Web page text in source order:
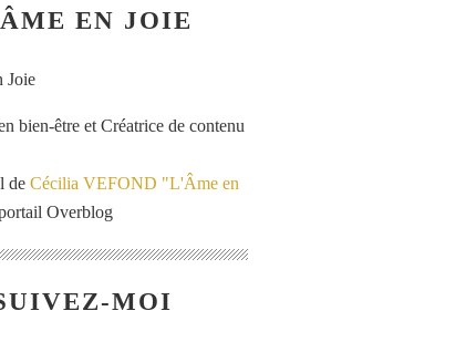
EN JOIE
bien-être et Créatrice de contenu
de Cécilia VEFOND "L'Âme en
Overblog
MOI